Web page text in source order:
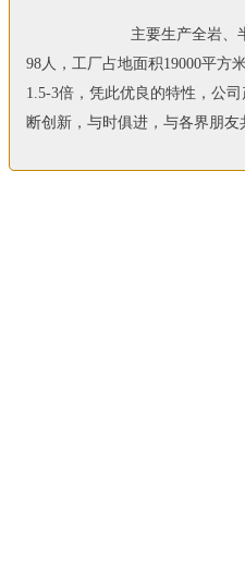
主要生产全岩、
98人，工厂占地面积19000平方
1.5-3倍，凭此优良的特性，公
断创新，与时俱进，与各界朋友